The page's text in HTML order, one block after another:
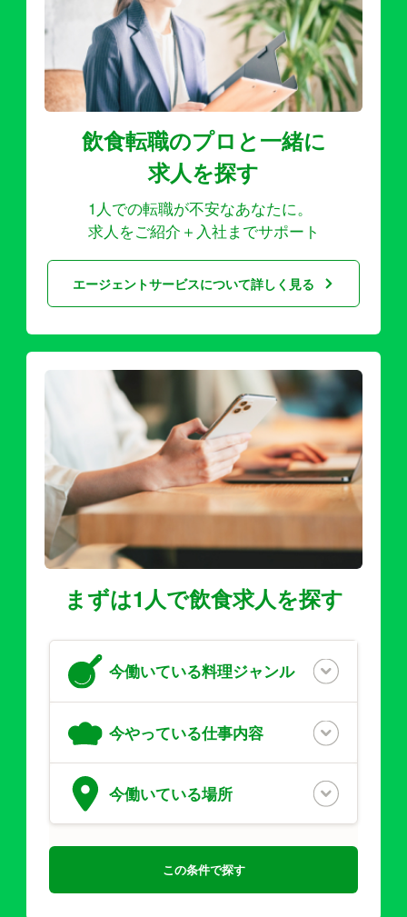
飲食転職のプロと一緒に
求人を探す
1人での転職が不安なあなたに。
求人をご紹介＋入社までサポート
エージェントサービスについて詳しく見る
まずは1人で飲食求人を探す
今働いている料理ジャンル
今やっている仕事内容
今働いている場所
この条件で探す